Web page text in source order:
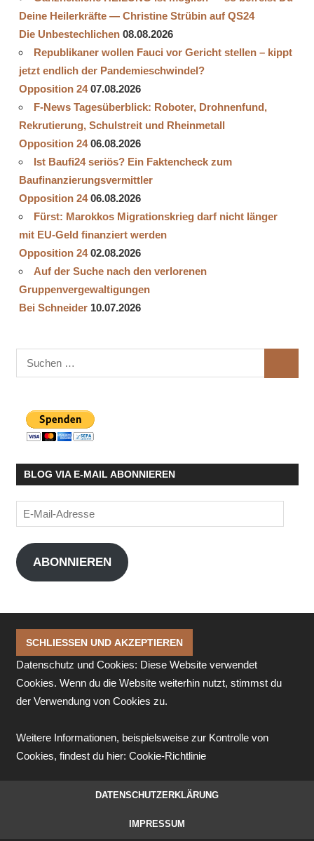
Deine Heilerkräfte — Christine Strübin auf QS24
Die Unbestechlichen 08.08.2026
Republikaner wollen Fauci vor Gericht stellen – kippt
jetzt endlich der Pandemieschwindel?
Opposition 24 07.08.2026
F-News Tagesüberblick: Roboter, Drohnenfund,
Rekrutierung, Schulstreit und Rheinmetall
Opposition 24 06.08.2026
Ist Baufi24 seriös? Ein Faktencheck zum
Baufinanzierungsvermittler
Opposition 24 06.08.2026
Fürst: Marokkos Migrationskrieg darf nicht länger
mit EU-Geld finanziert werden
Opposition 24 02.08.2026
Auf der Suche nach den verlorenen
Gruppenvergewaltigungen
Bei Schneider 10.07.2026
Suchen
nach:
BLOG VIA E-MAIL ABONNIEREN
E-
Mail-
Adresse
ABONNIEREN
Datenschutz und Cookies: Diese Website verwendet
Cookies. Wenn du die Website weiterhin nutzt, stimmst du
der Verwendung von Cookies zu.
Weitere Informationen, beispielsweise zur Kontrolle von
Cookies, findest du hier: Cookie-Richtlinie
DATENSCHUTZERKLÄRUNG
IMPRESSUM